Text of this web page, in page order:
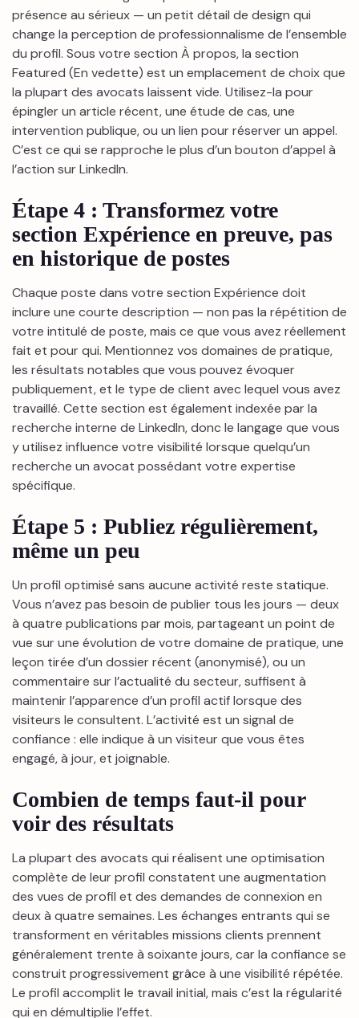
présence au sérieux — un petit détail de design qui
change la perception de professionnalisme de l’ensemble
du profil. Sous votre section À propos, la section
Featured (En vedette) est un emplacement de choix que
la plupart des avocats laissent vide. Utilisez-la pour
épingler un article récent, une étude de cas, une
intervention publique, ou un lien pour réserver un appel.
C’est ce qui se rapproche le plus d’un bouton d’appel à
l’action sur LinkedIn.
Étape 4 : Transformez votre
section Expérience en preuve, pas
en historique de postes
Chaque poste dans votre section Expérience doit
inclure une courte description — non pas la répétition de
votre intitulé de poste, mais ce que vous avez réellement
fait et pour qui. Mentionnez vos domaines de pratique,
les résultats notables que vous pouvez évoquer
publiquement, et le type de client avec lequel vous avez
travaillé. Cette section est également indexée par la
recherche interne de LinkedIn, donc le langage que vous
y utilisez influence votre visibilité lorsque quelqu’un
recherche un avocat possédant votre expertise
spécifique.
Étape 5 : Publiez régulièrement,
même un peu
Un profil optimisé sans aucune activité reste statique.
Vous n’avez pas besoin de publier tous les jours — deux
à quatre publications par mois, partageant un point de
vue sur une évolution de votre domaine de pratique, une
leçon tirée d’un dossier récent (anonymisé), ou un
commentaire sur l’actualité du secteur, suffisent à
maintenir l’apparence d’un profil actif lorsque des
visiteurs le consultent. L’activité est un signal de
confiance : elle indique à un visiteur que vous êtes
engagé, à jour, et joignable.
Combien de temps faut-il pour
voir des résultats
La plupart des avocats qui réalisent une optimisation
complète de leur profil constatent une augmentation
des vues de profil et des demandes de connexion en
deux à quatre semaines. Les échanges entrants qui se
transforment en véritables missions clients prennent
généralement trente à soixante jours, car la confiance se
construit progressivement grâce à une visibilité répétée.
Le profil accomplit le travail initial, mais c’est la régularité
qui en démultiplie l’effet.